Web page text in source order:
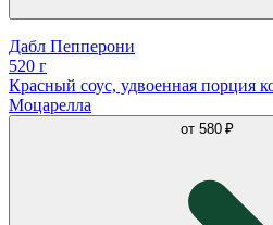
Дабл Пепперони
520 г
Красный соус, удвоенная порция
Моцарелла
от 580 ₽